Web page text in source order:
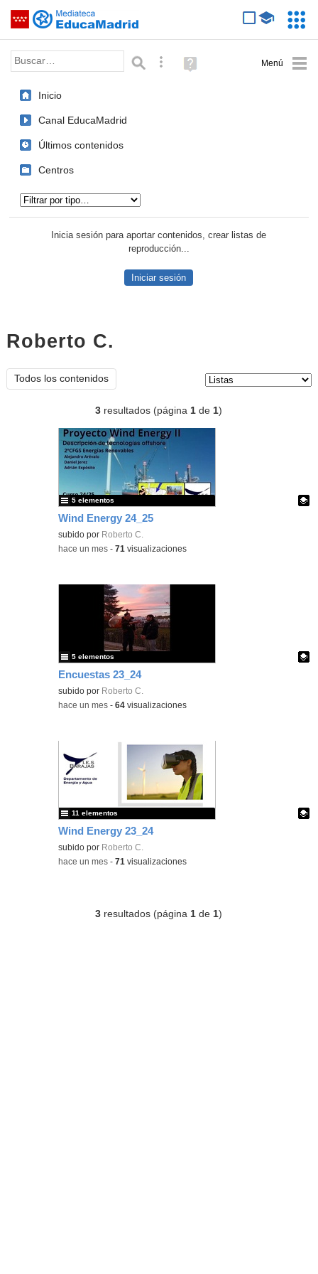
Saltar navegación
Palabra o frase: Búsqueda avanzada
Ayuda
(en
Inicio
Canal EducaMadrid
Últimos contenidos
Centros
Inicia sesión para aportar contenidos, crear listas de
reproducción...
Iniciar sesión
Roberto C.
Todos los contenidos
3 resultados (página1 de1)
Wind Energy 24_25
Contenido educativo.
subido por Roberto C.
5 elementos
-hace un mes -71 visualizaciones
Encuestas 23_24
Contenido educativo.
subido por Roberto C.
5 elementos
-hace un mes -64 visualizaciones
Wind Energy 23_24
Contenido educativo.
subido por Roberto C.
11 elementos
-hace un mes -71 visualizaciones
3 resultados (página 1 de 1)